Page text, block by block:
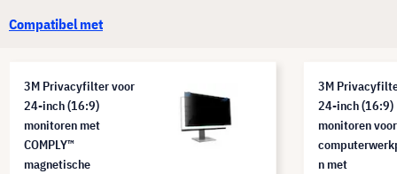
Compatibel met
3M Privacyfilter voor
24-inch (16:9)
monitoren met
COMPLY™
magnetische
3M
24-inch (16:9)
monitoren voor
n met